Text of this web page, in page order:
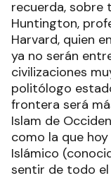
recuerda, sobre
Huntington,
Harvard, quien
ya no serán
civilizaciones
politólogo
frontera será
Islam de
como la que
Islámico
sentir de todo